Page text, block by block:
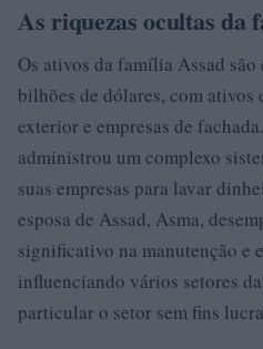
As riquezas ocultas da
Os ativos da família Assad
bilhões de dólares, com ativos
exterior e empresas de
administrou um complexo
suas empresas para lavar
esposa de Assad, Asma,
significativo na manutenção e
influenciando vários setores
particular o setor sem fins